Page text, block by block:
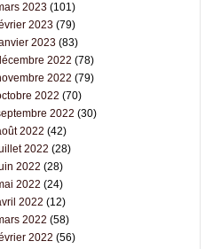
2023(101)
2023(79)
2023(83)
2022 (78)
2022 (79)
2022 (70)
2022 (30)
2022 (42)
2022 (28)
2022 (28)
2022 (24)
2022 (12)
2022 (58)
2022 (56)